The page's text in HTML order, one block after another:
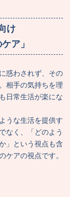
け
ア」
惑わされず、その
相手の気持ちを理
日常生活が楽にな
うな生活を提供す
なく、「どのよう
」という視点も含
ケアの視点です。